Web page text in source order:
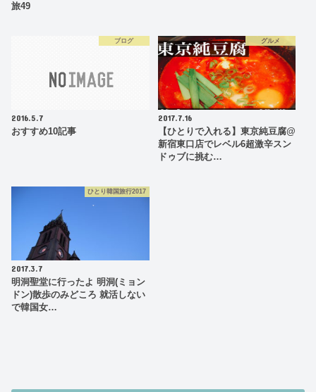
旅49
ブログ
2016.5.7
おすすめ10記事
グルメ
2017.7.16
【ひとりで入れる】東京純豆腐@
新宿東口店でレベル6超激辛スン
ドゥブに挑む…
ひとり韓国旅行2017
2017.3.7
明洞聖堂に行ったよ 明洞(ミョン
ドン)散歩のみどころ 就活しない
で韓国女…